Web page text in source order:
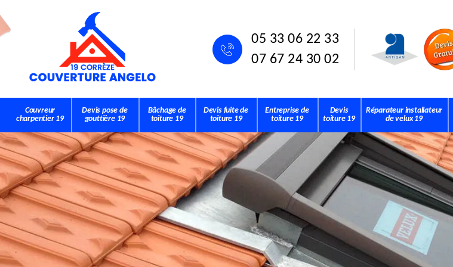
05 33 06 22 33
07 67 24 30 02
Couvreur
charpentier 19
Devis pose de
gouttière 19
Bâchage de
toiture 19
Devis fuite de
toiture 19
Entreprise de
toiture 19
Devis
toiture 19
Réparateur installateur
de velux 19